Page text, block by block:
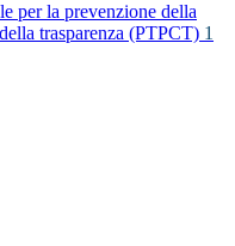
per la prevenzione della
trasparenza (PTPCT) 1